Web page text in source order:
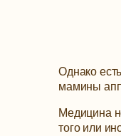
Однако
мамины
Медицина
того или